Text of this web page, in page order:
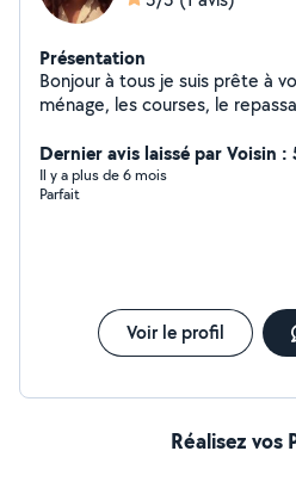
Présentation
Bonjour à tous je suis prête à
ménage, les courses, le
Dernier avis laissé par Voisin :
Il y a plus de 6 mois
Parfait
Voir le profil
Réalisez vos